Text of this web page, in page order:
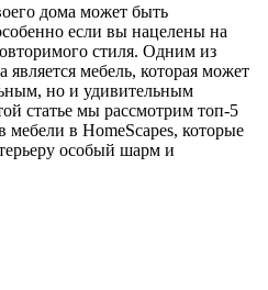
дома может быть
если вы нацелены на
стиля. Одним из
мебель, которая может
но и удивительным
статье мы рассмотрим топ-5
в HomeScapes, которые
особый шарм и